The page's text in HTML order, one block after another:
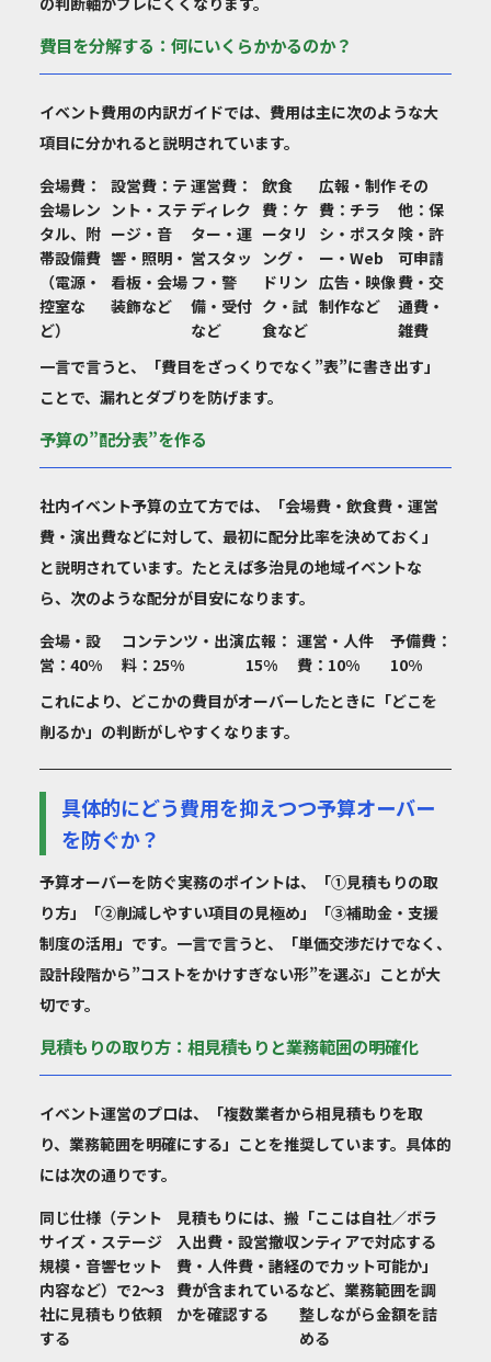
費目を分解する：何にいくらかかるのか？
イベント費用の内訳ガイドでは、費用は主に次のような大
項目に分かれると説明されています。
会場費：
会場レン
タル、附
帯設備費
（電源・
控室な
ど）
設営費 ：テ
ント・ステ
ージ・音
響・照明・
看板・会場
装飾など
運営費 ：
ディレク
ター・運
営スタッ
フ・警
備・受付
など
飲食
費 ：ケ
ータリ
ング・
ドリン
ク・試
食など
広報・制作
費 ：チラ
シ・ポスタ
ー・Web
広告・映像
制作など
その
他：保
険・許
可申請
費・交
通費・
雑費
一言で言うと、「費目をざっくりでなく”表”に書き出す」
ことで、漏れとダブりを防げます。
予算の”配分表”を作る
社内イベント予算の立て方では、「会場費・飲食費・運営
費・演出費などに対して、最初に配分比率を決めておく」
と説明されています。たとえば多治見の地域イベントな
ら、次のような配分が目安になります。
会場・設
営：40%
コンテンツ・出演
料：25%
広報：
15%
運営・人件
費：10%
予備費：
10%
これにより、どこかの費目がオーバーしたときに「どこを
削るか」の判断がしやすくなります。
具体的にどう費用を抑えつつ予算オーバー
を防ぐか？
予算オーバーを防ぐ実務のポイントは、「①見積もりの取
り方」「②削減しやすい項目の見極め」「③補助金・支援
制度の活用」です。一言で言うと、「単価交渉だけでなく、
設計段階から”コストをかけすぎない形”を選ぶ」ことが大
切です。
見積もりの取り方：相見積もりと業務範囲の明確化
イベント運営のプロは、「複数業者から相見積もりを取
り、業務範囲を明確にする」ことを推奨しています。具体的
には次の通りです。
同じ仕様（テント
サイズ・ステージ
規模・音響セット
内容など）で2〜3
社に見積もり依頼
する
見積もりには、搬
入出費・設営撤収
費・人件費・諸経
費が含まれている
かを確認する
「ここは自社／ボラ
ンティアで対応する
のでカット可能か」
など、業務範囲を調
整しながら金額を詰
める